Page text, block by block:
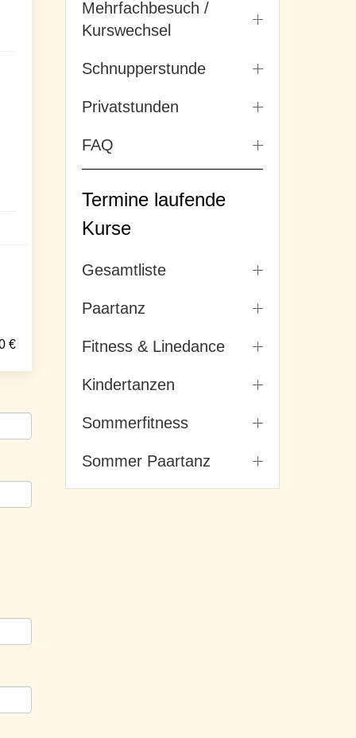
€
Mehrfachbesuch /
Kurswechsel
Schnupperstunde
Privatstunden
FAQ
Termine laufende
Kurse
Gesamtliste
Paartanz
Fitness & Linedance
Kindertanzen
Sommerfitness
Sommer Paartanz